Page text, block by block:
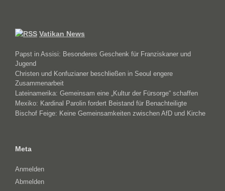
Vatikan News
Papst in Assisi: Besonderes Geschenk für Franziskaner und
Jugend
Christen und Konfuzianer beschließen in Seoul engere
Zusammenarbeit
Lateinamerika: Gemeinsam eine „Kultur der Fürsorge“ schaffen
Mexiko: Kardinal Parolin fordert Beistand für Benachteiligte
Bischof Feige: Keine Gemeinsamkeiten zwischen AfD und Kirche
Meta
Anmelden
Abmelden